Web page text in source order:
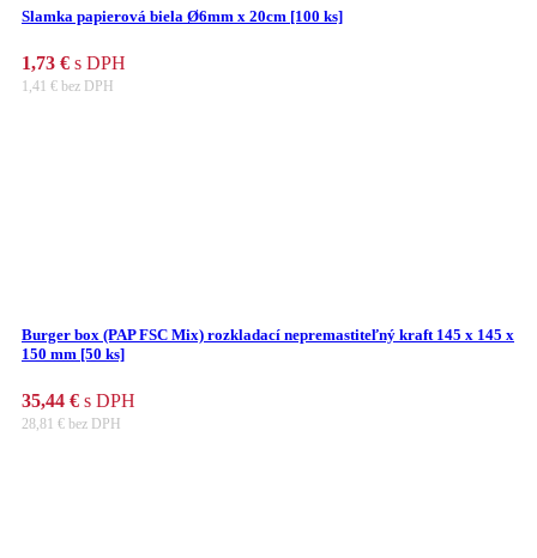
Slamka papierová biela Ø6mm x 20cm [100 ks]
1,73 € s DPH
1,41 € bez DPH
Burger box (PAP FSC Mix) rozkladací nepremastiteľný kraft 145 x 145 x
150 mm [50 ks]
35,44 € s DPH
28,81 € bez DPH